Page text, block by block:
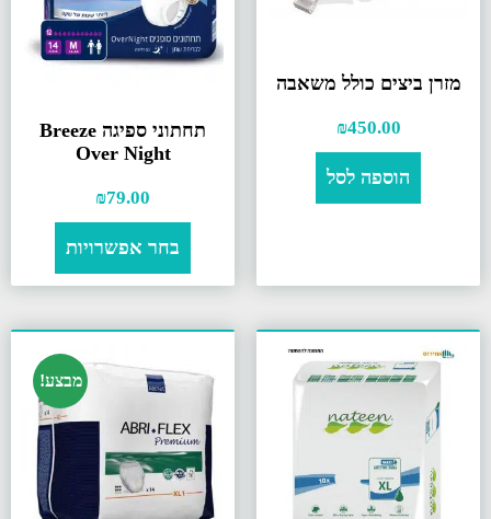
מזרן ביצים כולל משאבה
₪450.00
הוספה לסל
תחתוני ספיגה Breeze
Over Night
₪79.00
בחר אפשרויות
מבצע!